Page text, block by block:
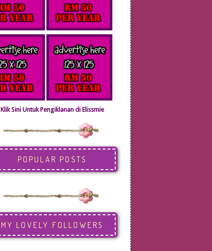
Klik Sini Untuk Pengiklanan di Elissmie
POPULAR POSTS
MY LOVELY FOLLOWERS